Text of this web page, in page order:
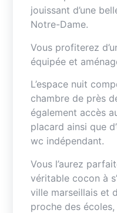
jouissant d’une
Notre-Dame.
Vous profiterez
équipée et
L’espace nuit
chambre de près
également accès
placard ainsi que
wc indépendant.
Vous l’aurez
véritable cocon à
ville marseillais et
proche des